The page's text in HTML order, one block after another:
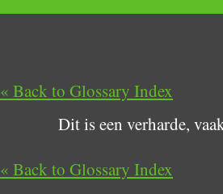
« Back to Glossary Index
Dit is een verharde,
« Back to Glossary Index